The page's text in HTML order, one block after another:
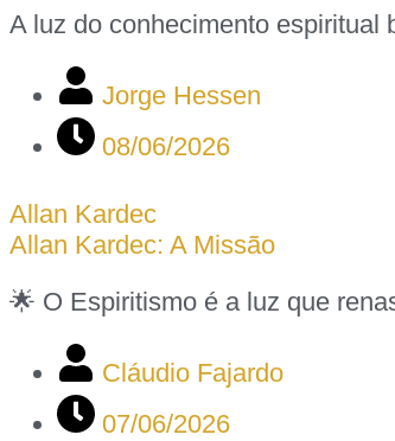
A luz do conhecimento
Jorge Hessen
08/06/2026
Allan Kardec
Allan Kardec: A Missão
🌟 O Espiritismo é a luz que
Cláudio Fajardo
07/06/2026